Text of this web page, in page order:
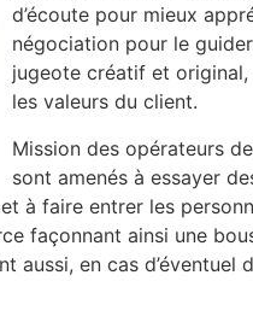
d’écoute pour mieux
négociation pour le
jugeote créatif et original,
les valeurs du client.
Mission des opérateurs
sont amenés à essayer
à faire entrer les
façonnant ainsi une
aussi, en cas